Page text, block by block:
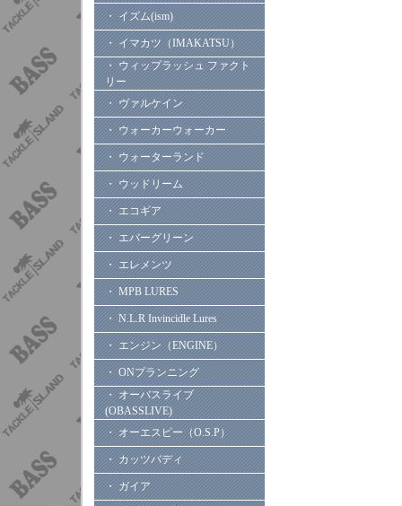
・ イズム(ism)
・ イマカツ（IMAKATSU）
・ ウィップラッシュ ファクト
リー
・ ヴァルケイン
・ ウォーカーウォーカー
・ ウォーターランド
・ ウッドリーム
・ エコギア
・ エバーグリーン
・ エレメンツ
・ MPB LURES
・ N.L.R Invincidle Lures
・ エンジン（ENGINE）
・ ONプランニング
・ オーバスライブ
(OBASSLIVE)
・ オーエスピー（O.S.P）
・ カッツバディ
・ ガイア